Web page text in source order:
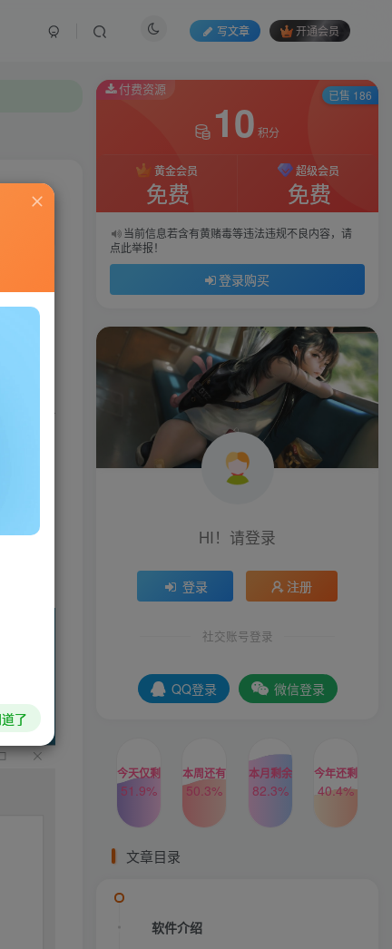
写文章 开通会员
管理
钮
付费资源
10 积分
黄金会员
免费
超级会员
免费
当前信息若含有黄赌毒等违法违规不良内容，请
点此举报！
登录购买
已售 186
HI！请登录
登录 注册
社交账号登录
QQ登录 微信登录
今天仅剩
51.9%
本周还有
50.3%
本月剩余
82.3%
今年还剩
40.4%
文章目录
软件介绍
了